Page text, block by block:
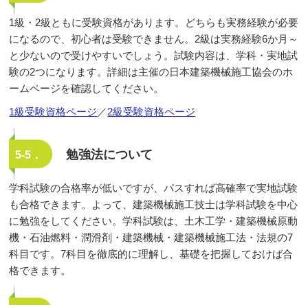
1級・2級ともに受験資格があります。どちらも実務経験が必要
になるので、初心者は受験できません。2級は実務経験6か月～
と少ないので受けやすいでしょう。試験内容は、学科・実地試
験の2つになります。詳細は主催の日本建築機械施工協会のホ
ームページを確認してください。
1級受験資格ページ ／2級受験資格ページ
5-5． 勉強法について
学科試験の合格率が低いですが、パスすれば高確率で実地試験
も合格できます。よって、建築機械施工技士は学科試験を中心
に勉強をしてください。学科試験は、土木工学・建築機械原動
機・石油燃料・潤滑剤・建築機械・建築機械施工法・法規の7
科目です。7科目を徹底的に理解し、基礎を把握しておけば合
格できます。